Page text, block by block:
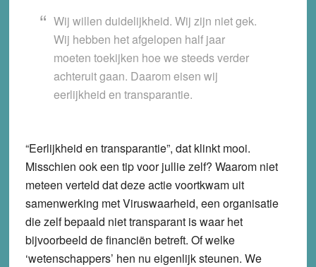
Wij willen duidelijkheid. Wij zijn niet gek.
Wij hebben het afgelopen half jaar
moeten toekijken hoe we steeds verder
achteruit gaan. Daarom eisen wij
eerlijkheid en transparantie.
“Eerlijkheid en transparantie”, dat klinkt mooi.
Misschien ook een tip voor jullie zelf? Waarom niet
meteen verteld dat deze actie voortkwam uit
samenwerking met Viruswaarheid, een organisatie
die zelf bepaald niet transparant is waar het
bijvoorbeeld de financiën betreft. Of welke
‘wetenschappers’ hen nu eigenlijk steunen. We